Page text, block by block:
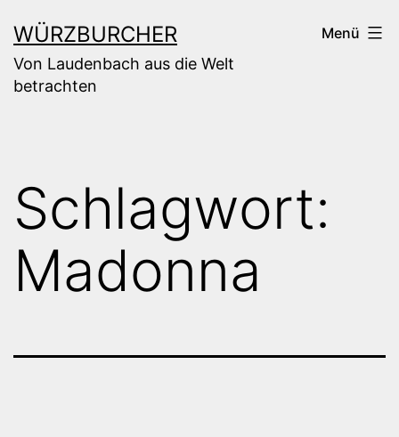
Inhalt
springen
WÜRZBURCHER
Von Laudenbach aus die Welt
betrachten
Menü
Schlagwort:
Madonna